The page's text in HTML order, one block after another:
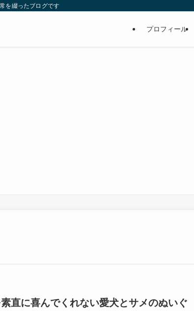
を綴ったブログです
プロフィール
直に喜んでくれない愛犬とサメのぬいぐ